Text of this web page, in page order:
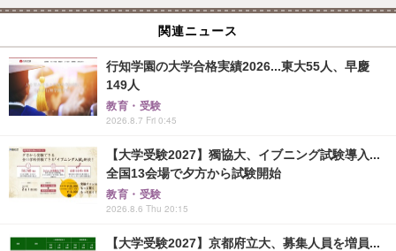
関連ニュース
行知学園の大学合格実績2026...東大55人、早慶
149人
教育・受験
2026.8.7 Fri 0:45
【大学受験2027】獨協大、イブニング試験導入...
全国13会場で夕方から試験開始
教育・受験
2026.8.6 Thu 20:15
【大学受験2027】京都府立大、募集人員を増員...